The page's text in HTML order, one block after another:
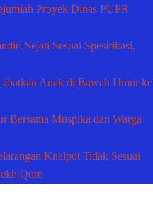
Proyek Dinas PUPR
Sejati Sesuai Spesifikasi,
Anak di Bawah Umur ke
Bersama Muspika dan Warga
Knalpot Tidak Sesuai
Quro